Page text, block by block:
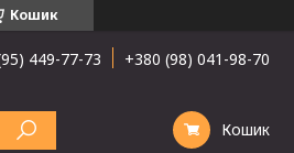
Кошик
449-77-73 +380 (98) 041-98-70
Кошик